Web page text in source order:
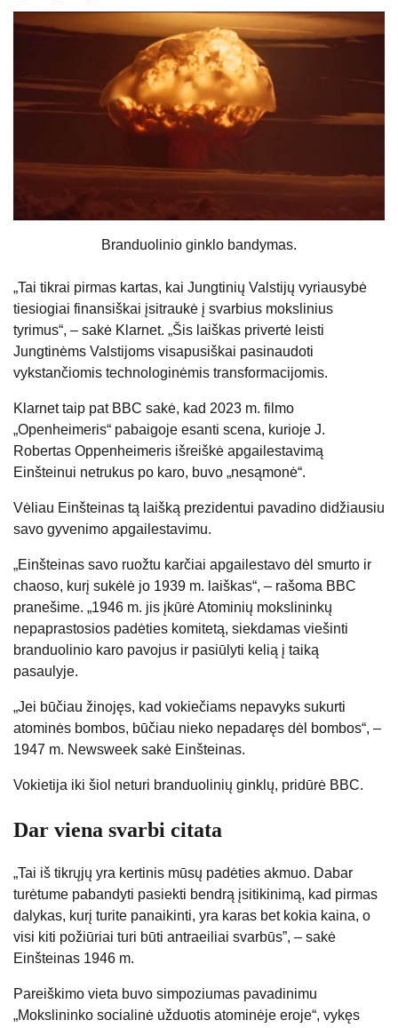
Branduolinio ginklo bandymas.
„Tai tikrai pirmas kartas, kai Jungtinių Valstijų vyriausybė
tiesiogiai finansiškai įsitraukė į svarbius mokslinius
tyrimus“, – sakė Klarnet. „Šis laiškas privertė leisti
Jungtinėms Valstijoms visapusiškai pasinaudoti
vykstančiomis technologinėmis transformacijomis.
Klarnet taip pat BBC sakė, kad 2023 m. filmo
„Openheimeris“ pabaigoje esanti scena, kurioje J.
Robertas Oppenheimeris išreiškė apgailestavimą
Einšteinui netrukus po karo, buvo „nesąmonė“.
Vėliau Einšteinas tą laišką prezidentui pavadino didžiausiu
savo gyvenimo apgailestavimu.
„Einšteinas savo ruožtu karčiai apgailestavo dėl smurto ir
chaoso, kurį sukėlė jo 1939 m. laiškas“, – rašoma BBC
pranešime. „1946 m. ​​jis įkūrė Atominių mokslininkų
nepaprastosios padėties komitetą, siekdamas viešinti
branduolinio karo pavojus ir pasiūlyti kelią į taiką
pasaulyje.
„Jei būčiau žinojęs, kad vokiečiams nepavyks sukurti
atominės bombos, būčiau nieko nepadaręs dėl bombos“, –
1947 m. Newsweek sakė Einšteinas.
Vokietija iki šiol neturi branduolinių ginklų, pridūrė BBC.
Dar viena svarbi citata
„Tai iš tikrųjų yra kertinis mūsų padėties akmuo. Dabar
turėtume pabandyti pasiekti bendrą įsitikinimą, kad pirmas
dalykas, kurį turite panaikinti, yra karas bet kokia kaina, o
visi kiti požiūriai turi būti antraeiliai svarbūs”, – sakė
Einšteinas 1946 m.
Pareiškimo vieta buvo simpoziumas pavadinimu
„Mokslininko socialinė užduotis atominėje eroje“, vykęs